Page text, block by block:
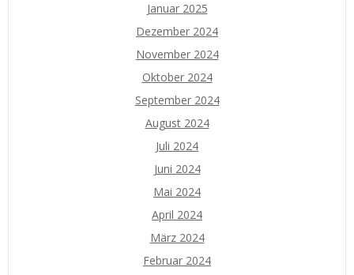
Januar 2025
Dezember 2024
November 2024
Oktober 2024
September 2024
August 2024
Juli 2024
Juni 2024
Mai 2024
April 2024
März 2024
Februar 2024